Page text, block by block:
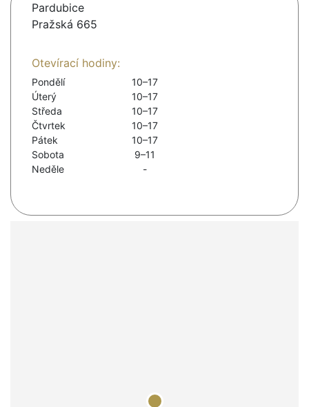
Pardubice
Pražská 665
Otevírací hodiny:
Pondělí
10–17
Úterý
10–17
Středa
10–17
Čtvrtek
10–17
Pátek
10–17
Sobota
9–11
Neděle
-